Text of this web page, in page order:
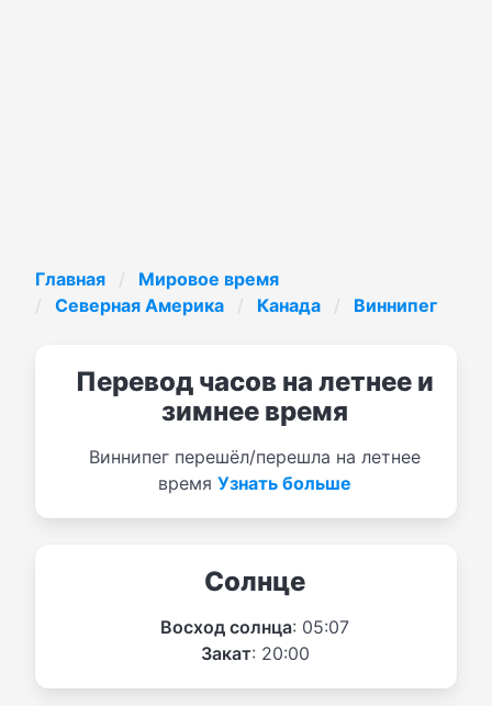
Главная
Мировое время
Северная Америка
Канада Виннипег
Перевод часов на летнее и
зимнее время
Виннипег перешёл/перешла на летнее
время Узнать больше
Солнце
Восход солнца: 05:07
Закат: 20:00